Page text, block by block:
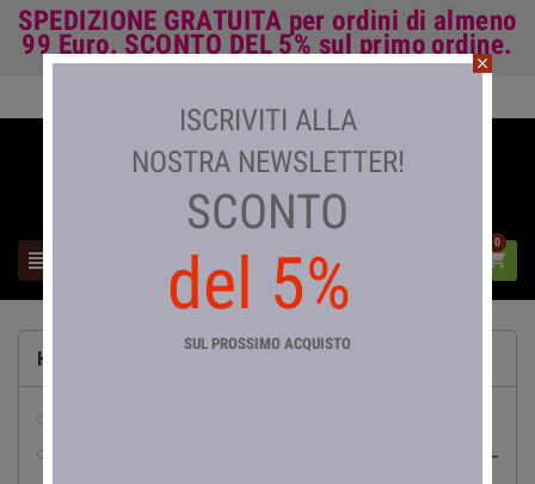
SPEDIZIONE GRATUITA per ordini di almeno
99 Euro. SCONTO DEL 5% sul primo ordine.
 
0
HOME

close
ISCRIVITI ALLA
NOSTRA NEWSLETTER!
SCONTO
del 5%
SUL PROSSIMO ACQUISTO